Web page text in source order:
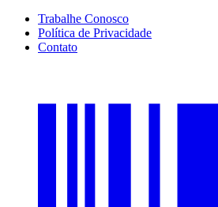
Trabalhe Conosco
Política de Privacidade
Contato